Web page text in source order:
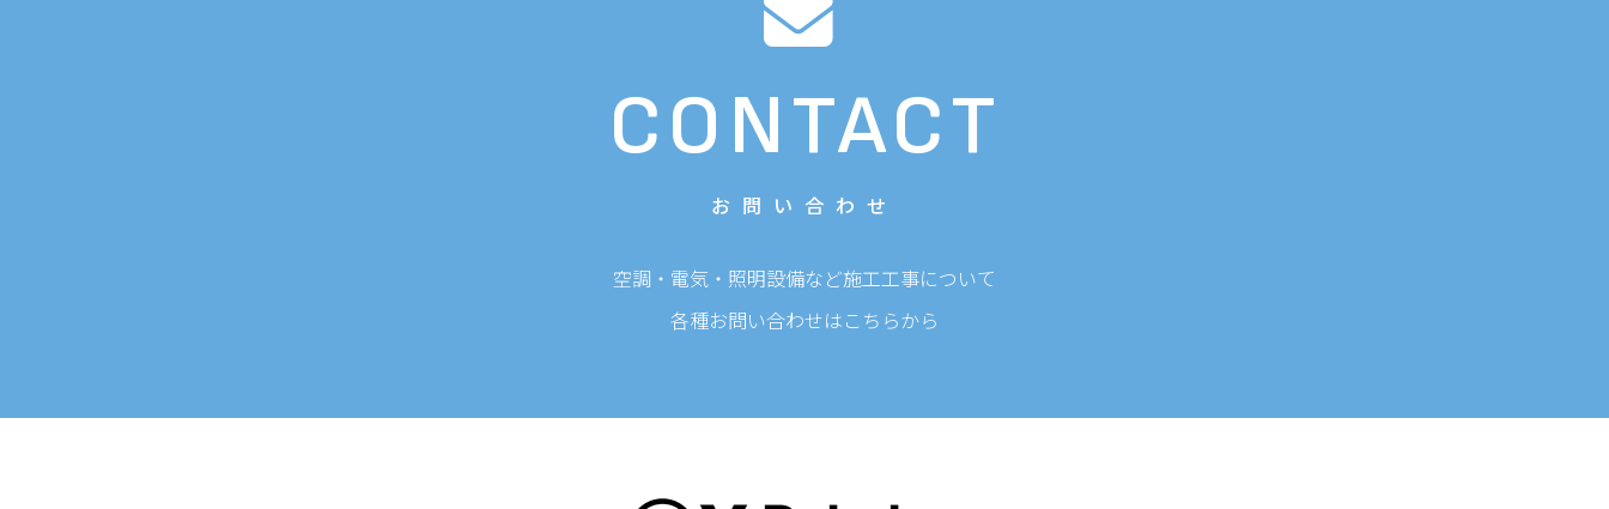
CONTACT
お問い合わせ
空調・電気・照明設備など施工工事について
各種お問い合わせはこちらから